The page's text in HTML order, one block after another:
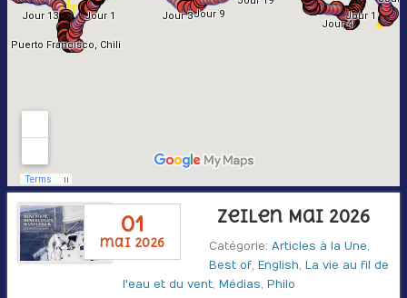
01
mai 2026
Zeilen Mai 2026
Catégorie:Articles à la Une
Best of,English ,La vie au fil de
l'eau et du vent, Médias Philo